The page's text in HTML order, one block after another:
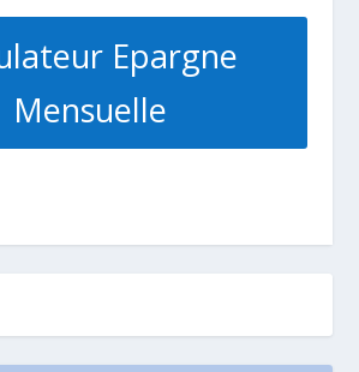
Epargne
Mensuelle